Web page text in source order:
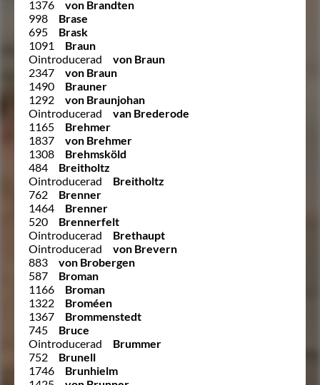
1376
von Brandten
998
Brase
695
Brask
1091
Braun
Ointroducerad
von Braun
2347
von Braun
1490
Brauner
1292
von Braunjohan
Ointroducerad
van Brederode
1165
Brehmer
1837
von Brehmer
1308
Brehmsköld
484
Breitholtz
Ointroducerad
Breitholtz
762
Brenner
1464
Brenner
520
Brennerfelt
Ointroducerad
Brethaupt
Ointroducerad
von Brevern
883
von Brobergen
587
Broman
1166
Broman
1322
Broméen
1367
Brommenstedt
745
Bruce
Ointroducerad
Brummer
752
Brunell
1746
Brunhielm